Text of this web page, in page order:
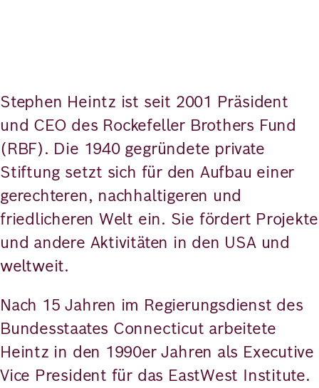
Stephen Heintz ist seit 2001 Präsident
und CEO des Rockefeller Brothers Fund
(RBF). Die 1940 gegründete private
Stiftung setzt sich für den Aufbau einer
gerechteren, nachhaltigeren und
friedlicheren Welt ein. Sie fördert Projekte
und andere Aktivitäten in den USA und
weltweit.
Nach 15 Jahren im Regierungsdienst des
Bundesstaates Connecticut arbeitete
Heintz in den 1990er Jahren als Executive
Vice President für das EastWest Institute.